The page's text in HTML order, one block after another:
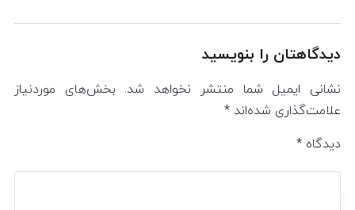
دیدگاهتان را بنویسید
نشانی ایمیل شما منتشر نخواهد شد. بخش‌های موردنیاز
علامت‌گذاری شده‌اند *
دیدگاه *